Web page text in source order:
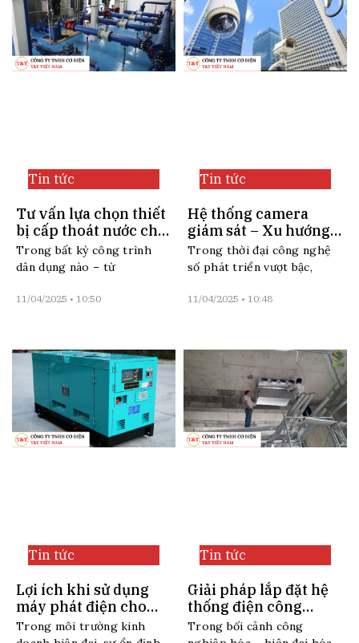
Tin tức
Tư vấn lựa chọn thiết
bị cấp thoát nước cho
công trình dân dụng
Trong bất kỳ công trình
dân dụng nào – từ
11/04/2025 10:50
Tin tức
Hệ thống camera
giám sát – Xu hướng
bảo vệ an ninh hiện
đại
Trong thời đại công nghệ
số phát triển vượt bậc,
11/04/2025 10:48
Tin tức
Lợi ích khi sử dụng
máy phát điện cho
doanh nghiệp vừa và
Trong môi trường kinh
Tin tức
Giải pháp lắp đặt hệ
thống điện công
nghiệp an toàn và tối
Trong bối cảnh công